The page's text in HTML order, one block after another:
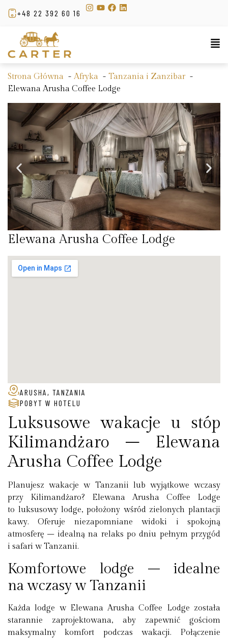
+48 22 392 60 16
Strona Główna Afryka
Tanzania i Zanzibar
Elewana Arusha Coffee Lodge
Elewana Arusha Coffee Lodge
ARUSHA, TANZANIA
POBYT W HOTELU
Luksusowe wakacje u stóp
Kilimandżaro – Elewana
Arusha Coffee Lodge
Planujeszwakacje w Tanzanii lub wyjątkowewczasy
przy Kilimandżaro? Elewana Arusha Coffee Lodge
to luksusowy lodge, położony wśród zielonych plantacji
kawy. Oferuje niezapomniane widoki i spokojną
atmosferę – idealną na relaks po dniu pełnym przygód
i safari w Tanzanii.
Komfortowe lodge – idealne
na wczasy w Tanzanii
Każda lodge w Elewana Arusha Coffee Lodge została
starannie zaprojektowana, aby zapewnić gościom
maksymalny komfort podczas wakacji. Połączenie